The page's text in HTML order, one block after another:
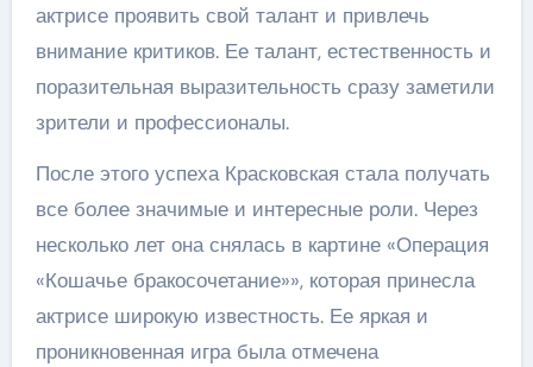
актрисе проявить свой талант и привлечь
внимание критиков. Ее талант, естественность и
поразительная выразительность сразу заметили
зрители и профессионалы.
После этого успеха Красковская стала получать
все более значимые и интересные роли. Через
несколько лет она снялась в картине «Операция
«Кошачье бракосочетание»», которая принесла
актрисе широкую известность. Ее яркая и
проникновенная игра была отмечена